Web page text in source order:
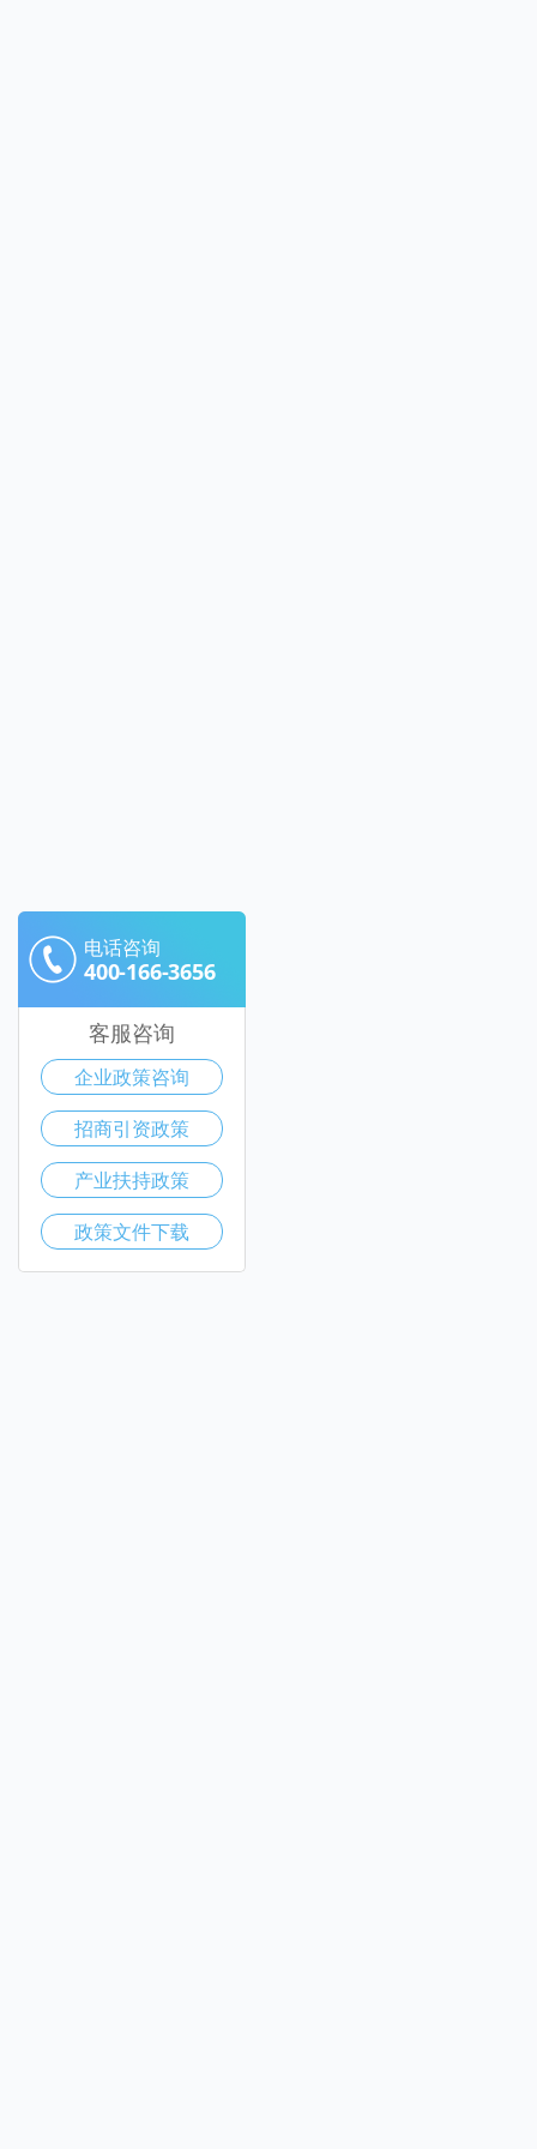
电话咨询
400-166-3656
客服咨询
企业政策咨询
招商引资政策
产业扶持政策
政策文件下载